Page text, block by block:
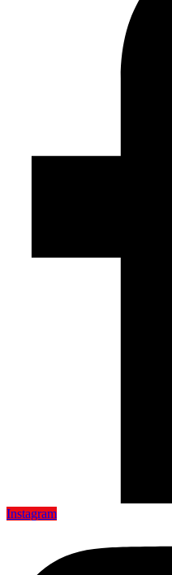
Instagram